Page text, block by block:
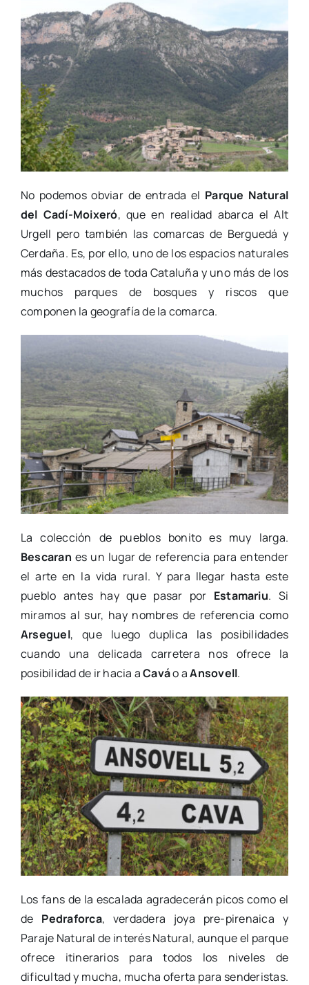
No podemos obviar de entrada el Parque Natural
del Cadí-Moixeró, que en realidad abarca el Alt
Urgell pero también las comarcas de Berguedá y
Cerdaña. Es, por ello, uno de los espacios naturales
más destacados de toda Cataluña y uno más de los
muchos parques de bosques y riscos que
componen la geografía de la comarca.
La colección de pueblos bonito es muy larga.
Bescaran es un lugar de referencia para entender
el arte en la vida rural. Y para llegar hasta este
pueblo antes hay que pasar por Estamariu. Si
miramos al sur, hay nombres de referencia como
Arseguel, que luego duplica las posibilidades
cuando una delicada carretera nos ofrece la
posibilidad de ir hacia aCaváo aAnsovell.
Los fans de la escalada agradecerán picos como el
de Pedraforca, verdadera joya pre-pirenaica y
Paraje Natural de interés Natural, aunque el parque
ofrece itinerarios para todos los niveles de
dificultad y mucha, mucha oferta para senderistas.